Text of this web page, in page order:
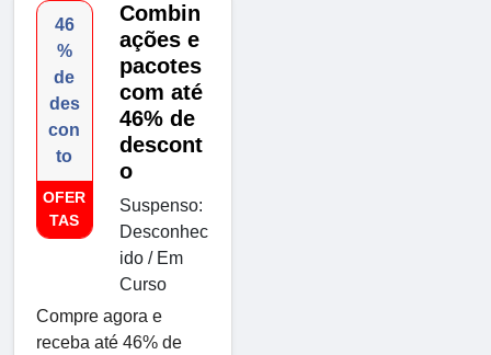
46
%
de
des
con
to
OFER
TAS
Combin
ações e
pacotes
com até
46% de
descont
o
Suspenso:
Desconhec
ido / Em
Curso
Compre agora e
receba até 46% de